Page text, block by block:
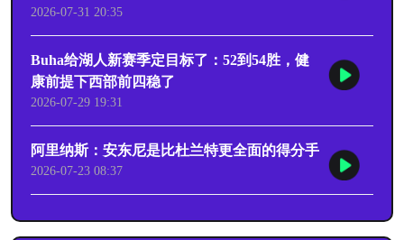
2026-07-31 20:35
Buha给湖人新赛季定目标了：52到54胜，健
康前提下西部前四稳了
2026-07-29 19:31
阿里纳斯：安东尼是比杜兰特更全面的得分手
2026-07-23 08:37